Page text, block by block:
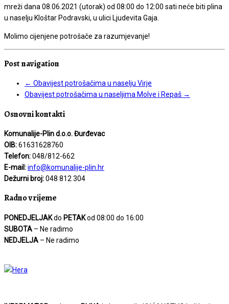
mreži dana 08.06.2021 (utorak) od 08:00 do 12:00 sati neće biti plina
u naselju Kloštar Podravski, u ulici Ljudevita Gaja.
Molimo cijenjene potrošače za razumjevanje!
Post navigation
← Obavijest potrošačima u naselju Virje
Obavijest potrošačima u naseljima Molve i Repaš →
Osnovni kontakti
Komunalije-Plin d.o.o. Đurđevac
OIB:61631628760
Telefon:048/812-662
E-mail:info@komunalije-plin.hr
Dežurni broj:048 812 304
Radno vrijeme
PONEDJELJAKdo PETAKod 08:00 do 16:00
SUBOTA – Ne radimo
NEDJELJA – Ne radimo